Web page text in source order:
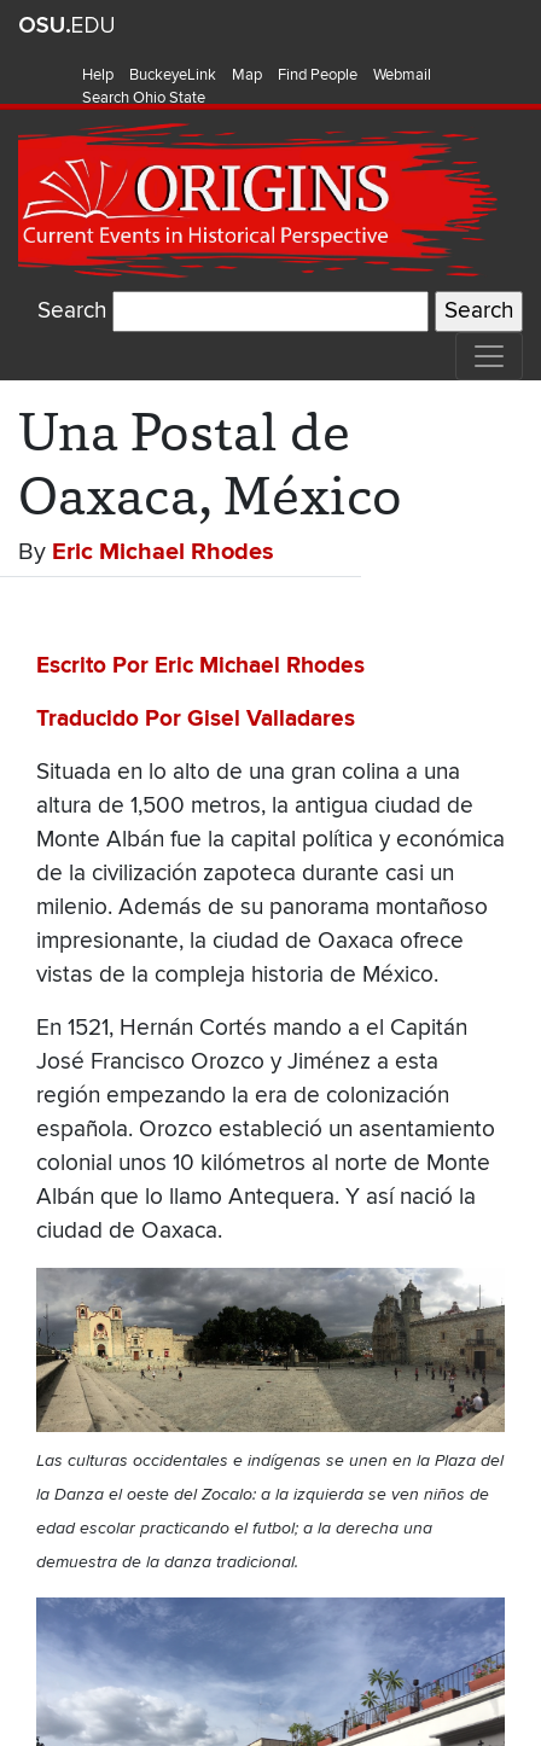
Help BuckeyeLink Map Find People
Webmail
Search Ohio State
Search
Una Postal de
Oaxaca, México
By Eric Michael Rhodes
Escrito Por Eric Michael Rhodes
Traducido Por Gisel Valladares
Situada en lo alto de una gran colina a una
altura de 1,500 metros, la antigua ciudad de
Monte Albán fue la capital política y económica
de la civilización zapoteca durante casi un
milenio. Además de su panorama montañoso
impresionante, la ciudad de Oaxaca ofrece
vistas de la compleja historia de México.
En 1521, Hernán Cortés mando a el Capitán
José Francisco Orozco y Jiménez a esta
región empezando la era de colonización
española. Orozco estableció un asentamiento
colonial unos 10 kilómetros al norte de Monte
Albán que lo llamo Antequera. Y así nació la
ciudad de Oaxaca.
Las culturas occidentales e indígenas se unen en la Plaza del
la Danza el oeste del Zocalo: a la izquierda se ven niños de
edad escolar practicando el futbol; a la derecha una
demuestra de la danza tradicional.